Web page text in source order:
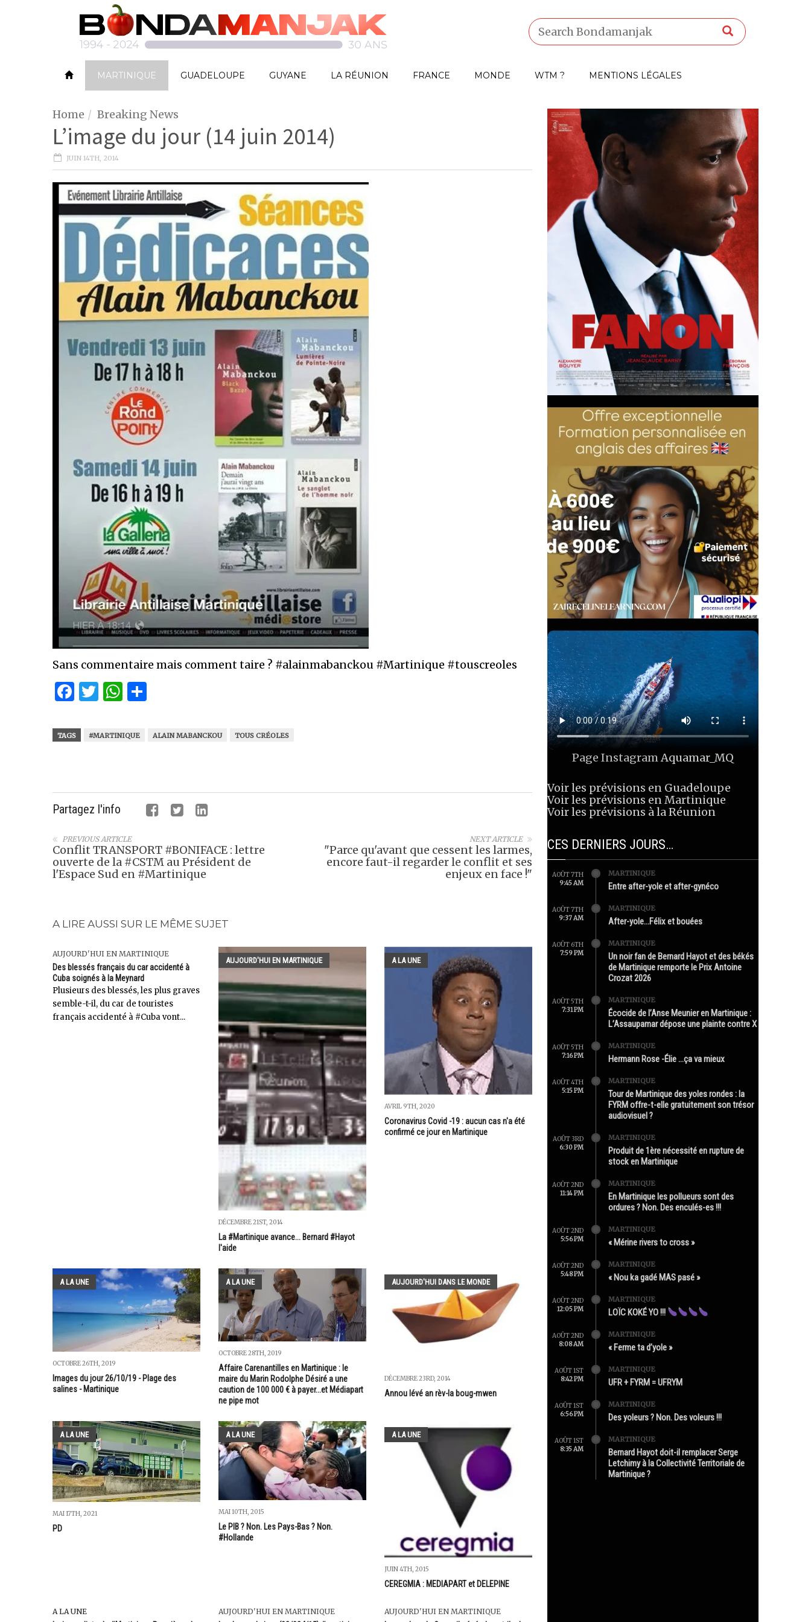
MARTINIQUE GUADELOUPE GUYANE LA RÉUNION FRANCE MONDE WTM ? MENTIONS LÉGALES
Home Breaking News
L’image du jour (14 juin 2014)
JUIN 14TH, 2014
Sans commentaire mais comment taire ? #alainmabanckou #Martinique #touscreoles
Facebook
Twitter
WhatsApp
TAGS #MARTINIQUE ALAIN MABANCKOU TOUS CRÉOLES
Partagez l'info
NEXT ARTICLE
"Parce qu'avant que cessent les larmes,
encore faut-il regarder le conflit et ses
enjeux en face !"
PREVIOUS ARTICLE
Conflit TRANSPORT #BONIFACE : lettre
ouverte de la #CSTM au Président de
l'Espace Sud en #Martinique
A LIRE AUSSI SUR LE MÊME SUJET
AUJOURD'HUI EN MARTINIQUE
Des blessés français du car accidenté à
Cuba soignés à la Meynard
Plusieurs des blessés, les plus graves
semble-t-il, du car de touristes
français accidenté à #Cuba vont...
AUJOURD'HUI EN MARTINIQUE
DÉCEMBRE 21ST, 2014
La #Martinique avance... Bernard #Hayot
l'aide
A LA UNE
AVRIL 9TH, 2020
Coronavirus Covid -19 : aucun cas n'a été
confirmé ce jour en Martinique
A LA UNE
OCTOBRE 26TH, 2019
Images du jour 26/10/19 - Plage des
salines - Martinique
A LA UNE
OCTOBRE 28TH, 2019
Affaire Carenantilles en Martinique : le
maire du Marin Rodolphe Désiré a une
caution de 100 000 € à payer...et Médiapart
ne pipe mot
AUJOURD'HUI DANS LE MONDE
DÉCEMBRE 23RD, 2014
Annou lévé an rèv-la boug-mwen
A LA UNE
MAI 17TH, 2021
PD
A LA UNE
MAI 10TH, 2015
Le PIB ? Non. Les Pays-Bas ? Non.
#Hollande
A LA UNE
JUIN 4TH, 2015
CEREGMIA : MEDIAPART et DELEPINE
A LA UNE AUJOURD'HUI EN MARTINIQUE AUJOURD'HUI EN MARTINIQUE
Page InstagramAquamar_MQ
Voir les prévisions en Guadeloupe
Voir les prévisions en Martinique
Voir les prévisions à la Réunion
CES DERNIERS JOURS…
AOÛT 7TH
9:45 AM
MARTINIQUE
Entre after-yole et after-gynéco
AOÛT 7TH
9:37 AM
MARTINIQUE
After-yole…Félix et bouées
AOÛT 6TH
7:59 PM
MARTINIQUE
Un noir fan de Bernard Hayot et des békés
de Martinique remporte le Prix Antoine
Crozat 2026
AOÛT 5TH
7:31 PM
MARTINIQUE
Écocide de l’Anse Meunier en Martinique :
L’Assaupamar dépose une plainte contre X
AOÛT 5TH
7:16 PM
MARTINIQUE
Hermann Rose -Élie …ça va mieux
AOÛT 4TH
5:15 PM
MARTINIQUE
Tour de Martinique des yoles rondes : la
FYRM offre-t-elle gratuitement son trésor
audiovisuel ?
AOÛT 3RD
6:30 PM
MARTINIQUE
Produit de 1ère nécessité en rupture de
stock en Martinique
AOÛT 2ND
11:14 PM
MARTINIQUE
En Martinique les pollueurs sont des
ordures ? Non. Des enculés-es !!!
AOÛT 2ND
5:56 PM
MARTINIQUE
« Mérine rivers to cross »
AOÛT 2ND
5:48 PM
MARTINIQUE
« Nou ka gadé MAS pasé »
AOÛT 2ND
12:05 PM
MARTINIQUE
LOÏC KOKÉ YO !!!
AOÛT 2ND
8:08 AM
MARTINIQUE
« Ferme ta d’yole »
AOÛT 1ST
8:42 PM
MARTINIQUE
UFR + FYRM = UFRYM
AOÛT 1ST
6:56 PM
MARTINIQUE
Des yoleurs ? Non. Des voleurs !!!
AOÛT 1ST
8:35 AM
MARTINIQUE
Bernard Hayot doit-il remplacer Serge
Letchimy à la Collectivité Territoriale de
Martinique ?